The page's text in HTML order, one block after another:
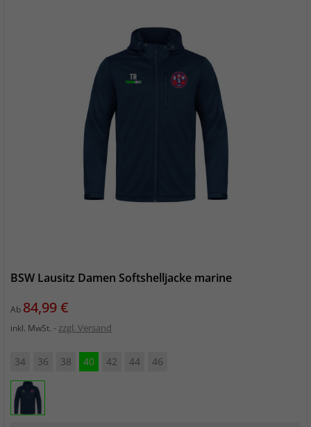
BSW Lausitz Damen Softshelljacke marine
Ab Preis
84,99 €
inkl. MwSt. zzgl. Versand
34 36 38 40 42 44 46